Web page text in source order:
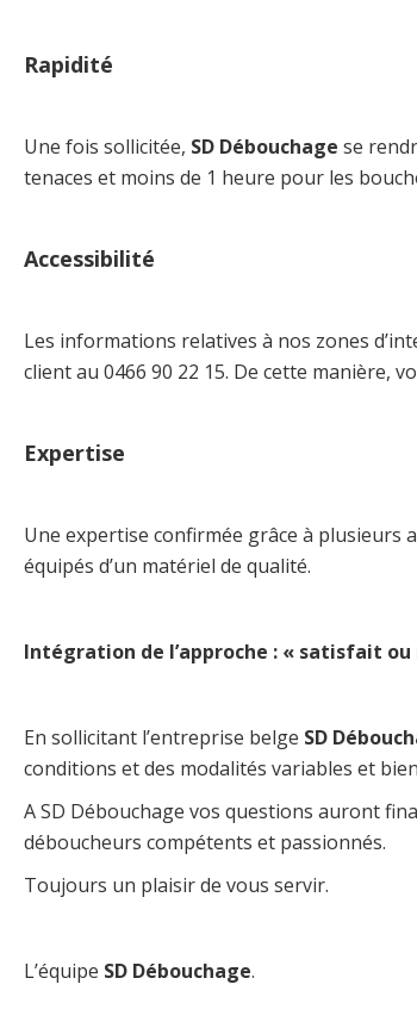
Rapidité
Une fois sollicitée, SD Débouchage se
tenaces et moins de 1 heure pour les
Accessibilité
Les informations relatives à nos zones
client au 0466 90 22 15. De cette manière,
Expertise
Une expertise confirmée grâce à plusieurs
équipés d’un matériel de qualité.
Intégration de l’approche : « satisfait
En sollicitant l’entreprise belge SD
conditions et des modalités variables et
A SD Débouchage vos questions auront
déboucheurs compétents et passionnés.
Toujours un plaisir de vous servir.
L’équipe SD Débouchage.